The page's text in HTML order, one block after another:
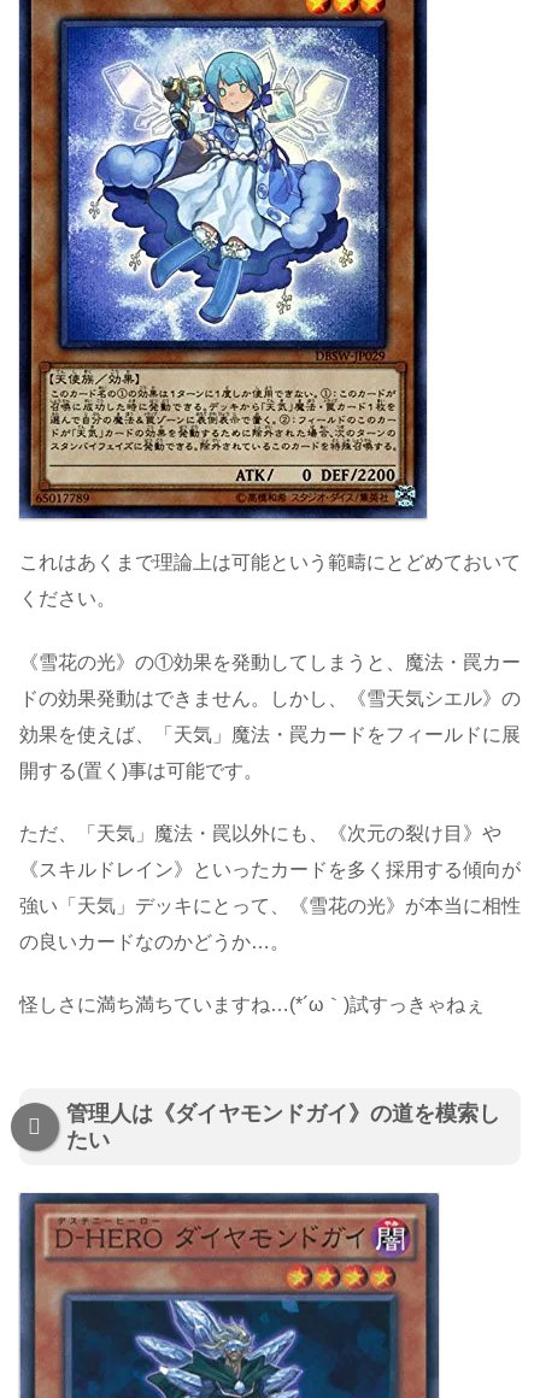
これはあくまで理論上は可能という範疇にとどめておいて
ください。
《雪花の光》の①効果を発動してしまうと、魔法・罠カー
ドの効果発動はできません。しかし、《雪天気シエル》の
効果を使えば、「天気」魔法・罠カードをフィールドに展
開する(置く)事は可能です。
ただ、「天気」魔法・罠以外にも、《次元の裂け目》や
《スキルドレイン》といったカードを多く採用する傾向が
強い「天気」デッキにとって、《雪花の光》が本当に相性
の良いカードなのかどうか…。
怪しさに満ち満ちていますね…(*´ω｀)試すっきゃねぇ
管理人は《ダイヤモンドガイ》の道を模索し
たい